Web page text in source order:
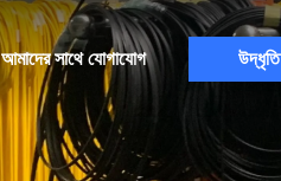
আমাদের সাথে যোগাযোগ উদ্ধৃতি